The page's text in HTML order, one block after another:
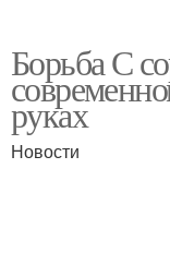
Борьба С
руках
Новости